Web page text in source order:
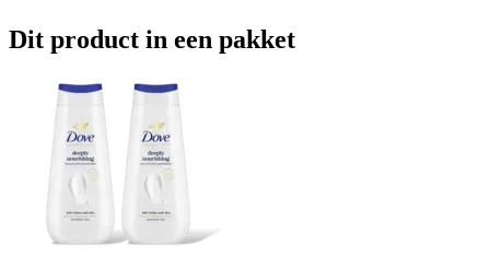
Dit product in een pakket